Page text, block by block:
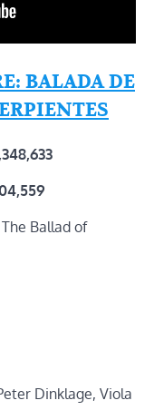
BALADA DE
Ballad of
Dinklage, Viola